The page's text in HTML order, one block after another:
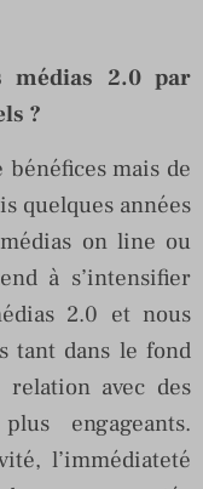
médias 2.0 par
?
mais de
quelques années
on line ou
à s’intensifier
2.0 et nous
tant dans le fond
avec des
engageants.
l’immédiateté